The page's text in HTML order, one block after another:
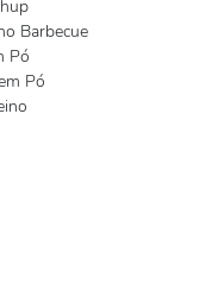
Barbecue
Pó
Pó